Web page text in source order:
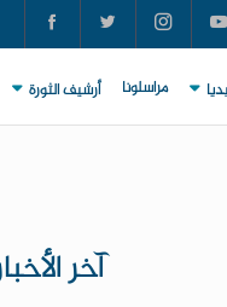
مراسلونا أرشيف الثورة
آخر